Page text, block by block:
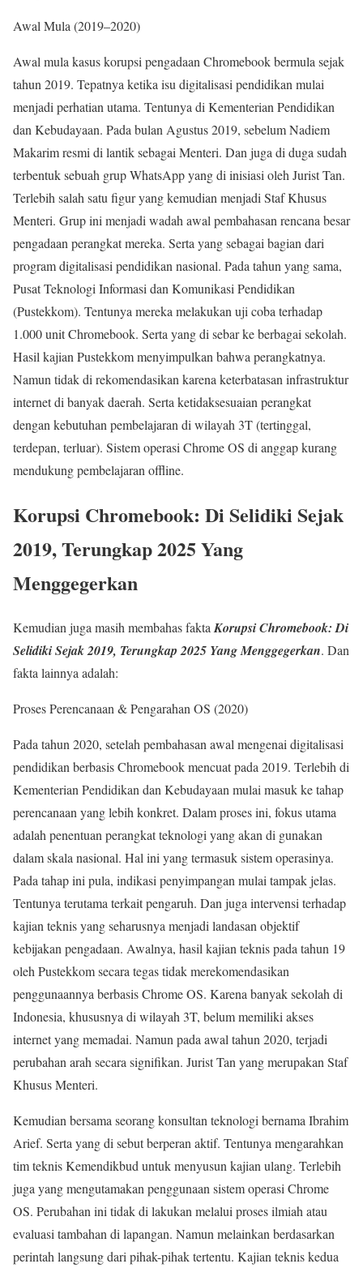
Awal Mula (2019–2020)
Awal mula kasus korupsi pengadaan Chromebook bermula sejak
tahun 2019. Tepatnya ketika isu digitalisasi pendidikan mulai
menjadi perhatian utama. Tentunya di Kementerian Pendidikan
dan Kebudayaan. Pada bulan Agustus 2019, sebelum Nadiem
Makarim resmi di lantik sebagai Menteri. Dan juga di duga sudah
terbentuk sebuah grup WhatsApp yang di inisiasi oleh Jurist Tan.
Terlebih salah satu figur yang kemudian menjadi Staf Khusus
Menteri. Grup ini menjadi wadah awal pembahasan rencana besar
pengadaan perangkat mereka. Serta yang sebagai bagian dari
program digitalisasi pendidikan nasional. Pada tahun yang sama,
Pusat Teknologi Informasi dan Komunikasi Pendidikan
(Pustekkom). Tentunya mereka melakukan uji coba terhadap
1.000 unit Chromebook. Serta yang di sebar ke berbagai sekolah.
Hasil kajian Pustekkom menyimpulkan bahwa perangkatnya.
Namun tidak di rekomendasikan karena keterbatasan infrastruktur
internet di banyak daerah. Serta ketidaksesuaian perangkat
dengan kebutuhan pembelajaran di wilayah 3T (tertinggal,
terdepan, terluar). Sistem operasi Chrome OS di anggap kurang
mendukung pembelajaran offline.
Korupsi Chromebook: Di Selidiki Sejak
2019, Terungkap 2025 Yang
Menggegerkan
Kemudian juga masih membahas fakta Korupsi Chromebook: Di
Selidiki Sejak 2019, Terungkap 2025 Yang Menggegerkan. Dan
fakta lainnya adalah:
Proses Perencanaan & Pengarahan OS (2020)
Pada tahun 2020, setelah pembahasan awal mengenai digitalisasi
pendidikan berbasis Chromebook mencuat pada 2019. Terlebih di
Kementerian Pendidikan dan Kebudayaan mulai masuk ke tahap
perencanaan yang lebih konkret. Dalam proses ini, fokus utama
adalah penentuan perangkat teknologi yang akan di gunakan
dalam skala nasional. Hal ini yang termasuk sistem operasinya.
Pada tahap ini pula, indikasi penyimpangan mulai tampak jelas.
Tentunya terutama terkait pengaruh. Dan juga intervensi terhadap
kajian teknis yang seharusnya menjadi landasan objektif
kebijakan pengadaan. Awalnya, hasil kajian teknis pada tahun 19
oleh Pustekkom secara tegas tidak merekomendasikan
penggunaannya berbasis Chrome OS. Karena banyak sekolah di
Indonesia, khususnya di wilayah 3T, belum memiliki akses
internet yang memadai. Namun pada awal tahun 2020, terjadi
perubahan arah secara signifikan. Jurist Tan yang merupakan Staf
Khusus Menteri.
Kemudian bersama seorang konsultan teknologi bernama Ibrahim
Arief. Serta yang di sebut berperan aktif. Tentunya mengarahkan
tim teknis Kemendikbud untuk menyusun kajian ulang. Terlebih
juga yang mengutamakan penggunaan sistem operasi Chrome
OS. Perubahan ini tidak di lakukan melalui proses ilmiah atau
evaluasi tambahan di lapangan. Namun melainkan berdasarkan
perintah langsung dari pihak-pihak tertentu. Kajian teknis kedua